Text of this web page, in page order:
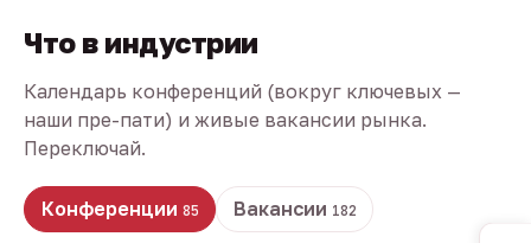
Что в индустрии
Календарь конференций (вокруг ключевых —
наши пре-пати) и живые вакансии рынка.
Переключай.
Конференции 85 Вакансии 182